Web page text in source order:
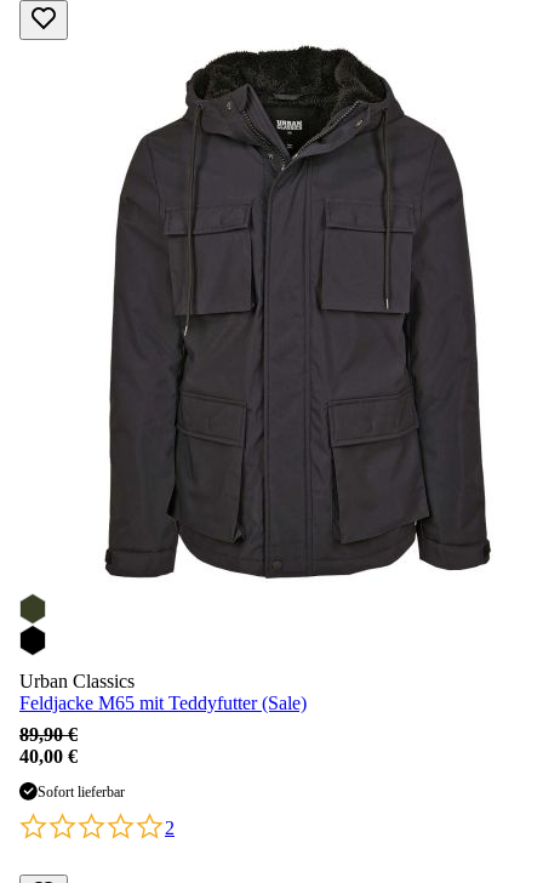
Urban Classics
Feldjacke M65 mit Teddyfutter (Sale)
89,90 €
40,00 €
Sofort lieferbar
2